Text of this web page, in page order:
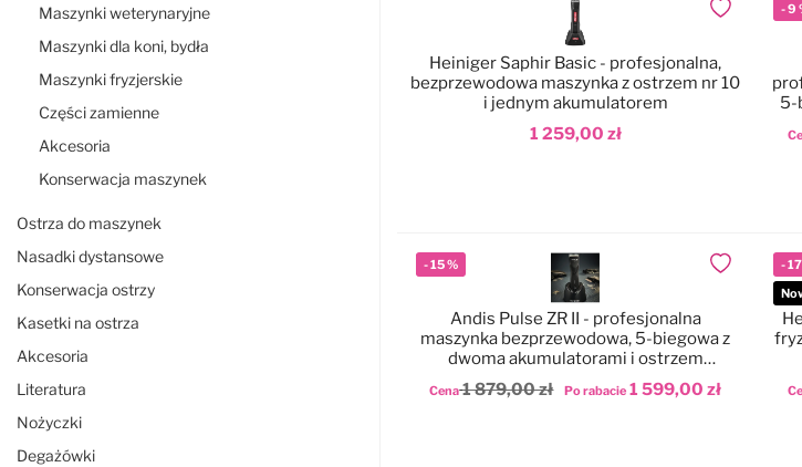
Maszynki weterynaryjne
Maszynki dla koni, bydła
Maszynki fryzjerskie
Części zamienne
Akcesoria
Konserwacja maszynek
Ostrza do maszynek
Nasadki dystansowe
Konserwacja ostrzy
Kasetki na ostrza
Akcesoria
Literatura
Nożyczki
Degażówki
1 259,00 zł
Heiniger Saphir Basic - profesjonalna,
bezprzewodowa maszynka z ostrzem nr 10
i jednym akumulatorem
Dodaj do -9
5-
-15%
Po rabacie 1 599,00 zł
Cena 1 879,00 zł
Andis Pulse ZR II - profesjonalna
maszynka bezprzewodowa, 5-biegowa z
dwoma akumulatorami i ostrzem
CeramicEdge nr 10 (1,5mm)
Dodaj do -17